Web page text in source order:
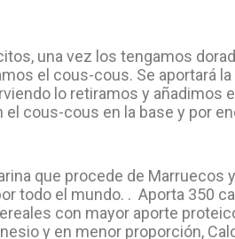
una vez los tengamos
el cous-cous. Se aportará
lo retiramos y
cous-cous en la base y por
que procede de
todo el mundo. . Aporta 350
con mayor aporte
y en menor proporción,